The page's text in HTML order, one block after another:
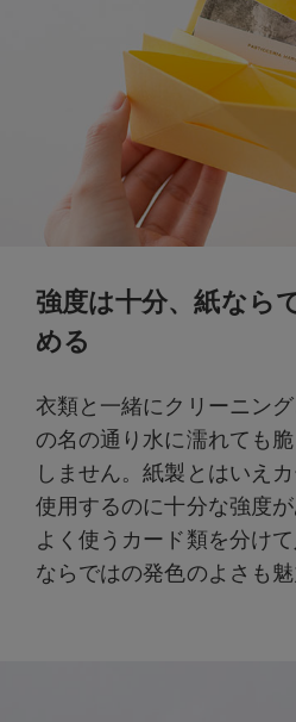
強度は十分、紙なら
める
衣類と一緒にクリーニン
の名の通り水に濡れても
しません。紙製とはいえ
使用するのに十分な強度
よく使うカード類を分け
ならではの発色のよさも魅